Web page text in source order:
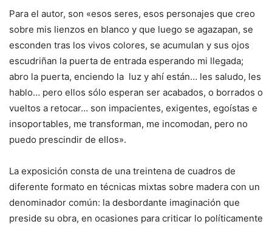
Para el autor, son «esos seres, esos personajes que creo
sobre mis lienzos en blanco y que luego se agazapan, se
esconden tras los vivos colores, se acumulan y sus ojos
escudriñan la puerta de entrada esperando mi llegada;
abro la puerta, enciendo la luz y ahí están… les saludo, les
hablo… pero ellos sólo esperan ser acabados, o borrados o
vueltos a retocar… son impacientes, exigentes, egoístas e
insoportables, me transforman, me incomodan, pero no
puedo prescindir de ellos».
La exposición consta de una treintena de cuadros de
diferente formato en técnicas mixtas sobre madera con un
denominador común: la desbordante imaginación que
preside su obra, en ocasiones para criticar lo políticamente